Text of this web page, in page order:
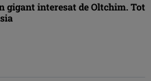
gigant interesat de Oltchim. Tot